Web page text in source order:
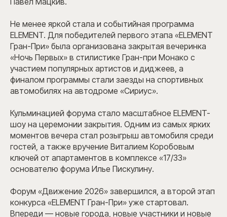
Не менее яркой стала и событийная программа
ELEMENT. Для победителей первого этапа «ELEMENT
Гран-При» была организована закрытая вечеринка
«Ночь Первых» в стилистике Гран-при Монако с
участием популярных артистов и диджеев, а
финалом программы стали заезды на спортивных
автомобилях на автодроме «Сириус».
Кульминацией форума стало масштабное ELEMENT-
шоу на церемонии закрытия. Одним из самых ярких
моментов вечера стал розыгрыш автомобиля среди
гостей, а также вручение Виталием Коробовым
ключей от апартаментов в комплексе «17/33»
основателю форума Илье Пискулину.
Форум «Движение 2026» завершился, а второй этап
конкурса «ELEMENT Гран-При» уже стартовал.
Впереди — новые города, новые участники и новые